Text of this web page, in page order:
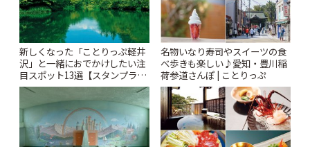
新しくなった「ことりっぷ軽井
沢」と一緒におでかけしたい注
目スポット13選【スタンプラリ
ー開催中】 | ことりっぷ
名物いなり寿司やスイーツの食
べ歩きも楽しい♪愛知・豊川稲
荷参道さんぽ | ことりっぷ